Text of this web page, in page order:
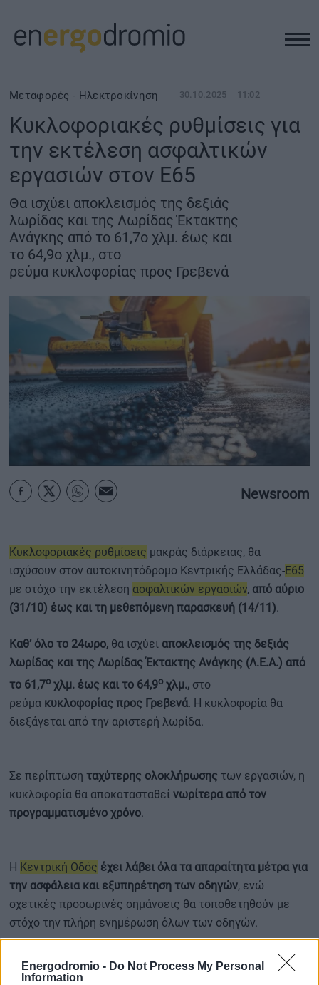
Energodromio - Do Not Process My Personal
Information
ΥΠΟΔΟΜΕΣ
REAL ESTATE
ΠΕΡΙΒΑΛΛΟΝ
ΕΝΕΡΓΕΙΑ
ΜΕΤΑΦΟΡΕΣ - ΗΛΕΚΤΡΟΚΙΝΗΣΗ
ΨΗΦΙΑΚΟΣ ΚΟΣΜΟΣ
ΟΙΚΟΝΟΜΙΑ - ΕΠΙΧΕΙΡΗΣΕΙΣ
MY PROPERTY
ΚΑΡΑΜΠΟΛΕΣ
Μεταφορές - Ηλεκτροκίνηση 30.10.2025 11:02
Κυκλοφοριακές ρυθμίσεις για
την εκτέλεση ασφαλτικών
εργασιών στον Ε65
Θα ισχύει αποκλεισμός της δεξιάς
λωρίδας και της Λωρίδας Έκτακτης
Ανάγκης από το 61,7ο χλμ. έως και
το 64,9ο χλμ., στο
ρεύμα κυκλοφορίας προς Γρεβενά
Newsroom
Κυκλοφοριακές ρυθμίσεις μακράς διάρκειας, θα
ισχύσουν στον αυτοκινητόδρομο Κεντρικής Ελλάδας-Ε65
με στόχο την εκτέλεση ασφαλτικών εργασιών, από αύριο
(31/10) έως και τη μεθεπόμενη παρασκευή (14/11).
Καθ’ όλο το 24ωρο, θα ισχύει αποκλεισμός της δεξιάς
λωρίδας και της Λωρίδας Έκτακτης Ανάγκης (Λ.Ε.Α.) από
το 61,7ο χλμ. έως και το 64,9ο χλμ., στο
ρεύμα κυκλοφορίας προς Γρεβενά. Η κυκλοφορία θα
διεξάγεται από την αριστερή λωρίδα.
Σε περίπτωση ταχύτερης ολοκλήρωσης των εργασιών, η
κυκλοφορία θα αποκατασταθεί νωρίτερα από τον
προγραμματισμένο χρόνο.
Η Κεντρική Οδός έχει λάβει όλα τα απαραίτητα μέτρα για
την ασφάλεια και εξυπηρέτηση των οδηγών, ενώ
σχετικές προσωρινές σημάνσεις θα τοποθετηθούν με
στόχο την πλήρη ενημέρωση όλων των οδηγών.
Η Κεντρική Οδός ευχαριστεί για την κατανόηση και
εφιστά την προσοχή